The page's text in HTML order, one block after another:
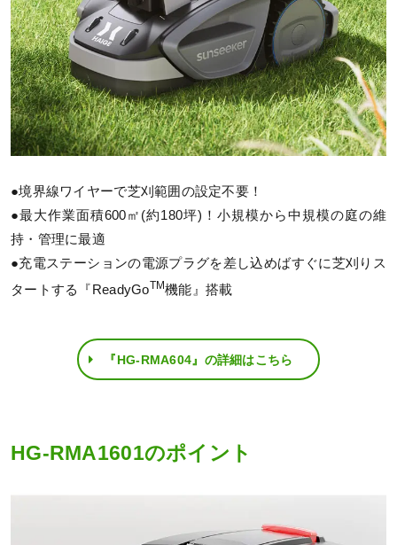
●境界線ワイヤーで芝刈範囲の設定不要！
●最大作業面積600㎡(約180坪)！小規模から中規模の庭の維
持・管理に最適
●充電ステーションの電源プラグを差し込めばすぐに芝刈りス
タートする『ReadyGoTM機能』搭載
『HG-RMA604』の詳細はこちら
HG-RMA1601のポイント